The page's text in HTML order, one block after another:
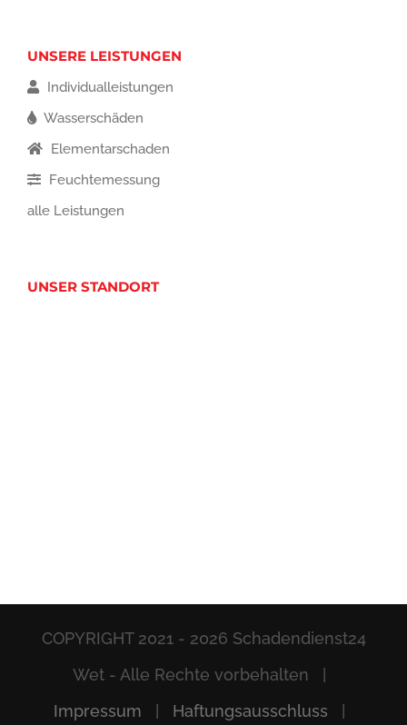
UNSERE LEISTUNGEN
Individualleistungen
Wasserschäden
Elementarschaden
Feuchtemessung
alle Leistungen
UNSER STANDORT
COPYRIGHT 2021 - 2026 Schadendienst24
Wet - Alle Rechte vorbehalten |
Impressum
Haftungsausschluss